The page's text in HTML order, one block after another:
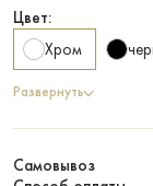
Цвет:
Хром
Развернуть
Самовывоз